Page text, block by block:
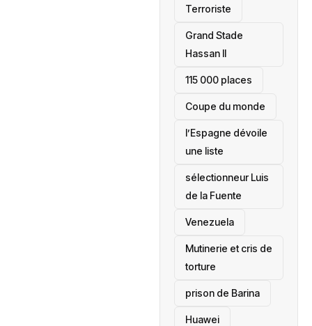
Terroriste
Grand Stade
Hassan II
115 000 places
‎Coupe du monde
l’Espagne dévoile
une liste
sélectionneur Luis
de la Fuente
‎Venezuela
Mutinerie et cris de
torture
prison de Barina
Huawei